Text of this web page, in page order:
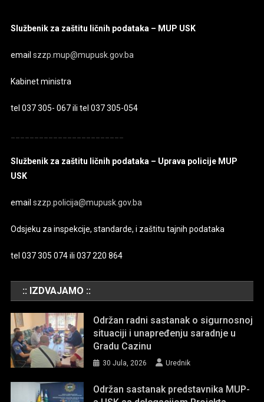
Službenik za zaštitu ličnih podataka – MUP USK
emailszzp.mup@mupusk.gov.ba
Kabinet ministra
tel 037 305- 067 ili tel 037 305-054
Službenik za zaštitu ličnih podataka – Uprava policije MUP
USK
emailszzp.policija@mupusk.gov.ba
Odsjeku za inspekcije, standarde, i zaštitu tajnih podataka
tel 037 305 074 ili 037 220 864
:: IZDVAJAMO ::
Održan radni sastanak o sigurnosnoj
situaciji i unapređenju saradnje u
Gradu Cazinu
30 Jula, 2026 Urednik
Održan sastanak predstavnika MUP-